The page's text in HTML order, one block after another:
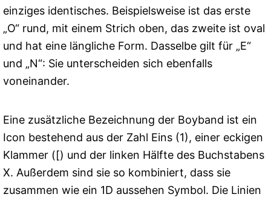
einziges identisches. Beispielsweise ist das erste
„O“ rund, mit einem Strich oben, das zweite ist oval
und hat eine längliche Form. Dasselbe gilt für „E“
und „N“: Sie unterscheiden sich ebenfalls
voneinander.
Eine zusätzliche Bezeichnung der Boyband ist ein
Icon bestehend aus der Zahl Eins (1), einer eckigen
Klammer ([) und der linken Hälfte des Buchstabens
X. Außerdem sind sie so kombiniert, dass sie
zusammen wie ein 1D aussehen Symbol. Die Linien